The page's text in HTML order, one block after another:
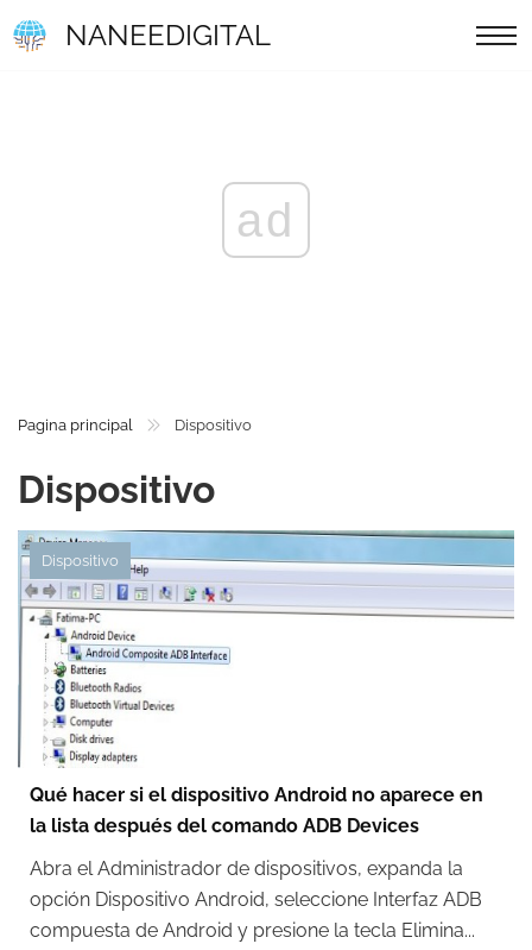
NANEEDIGITAL
ad
Pagina principal Dispositivo
Dispositivo
Dispositivo
Qué hacer si el dispositivo Android no aparece en
la lista después del comando ADB Devices
Abra el Administrador de dispositivos, expanda la
opción Dispositivo Android, seleccione Interfaz ADB
compuesta de Android y presione la tecla Elimina...